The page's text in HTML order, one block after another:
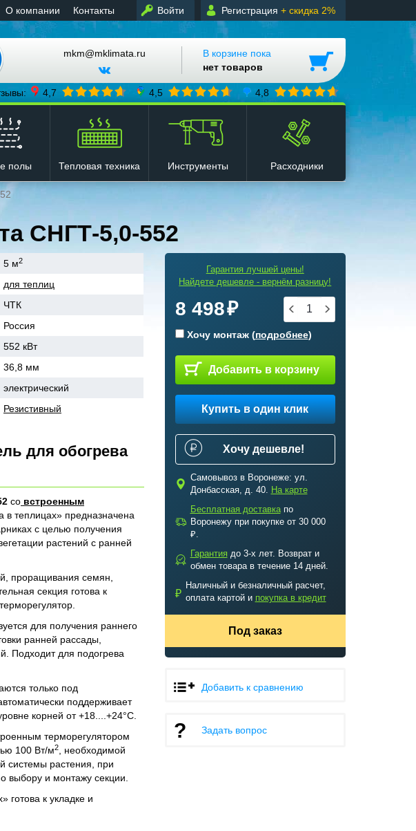
Войти Регистрация + скидка 2%
О компании Контакты
mkm@mklimata.ru
В корзине пока
нет товаров
4,7 4,5 4,8
полы Тепловая техника Инструменты Расходники
СНГТ-5,0-552
Гарантия лучшей цены!
Найдете дешевле - вернём разницу!
8 498
Хочу монтаж (подробнее)
Добавить в корзину
Купить в один клик
Хочу дешевле!
c
Самовывоз в Воронеже: ул.
Донбасская, д. 40. На карте
a
Бесплатная доставкапо
Воронежу при покупке от 30 000
₽.
b
Гарантиядо 3-х лет. Возврат и
обмен товара в течение 14 дней.
₽
Наличный и безналичный расчет,
оплата картой и покупка в кредит
Под заказ
Добавить к сравнению
Задать вопрос
5 м2
для теплиц
ЧТК
Россия
552 кВт
36,8 мм
электрический
Резистивный
для обогрева
со встроенным
в теплицах» предназначена
с целью получения
растений с ранней
проращивания семян,
секция готова к
для получения раннего
ранней рассады,
Подходит для подогрева
только под
поддерживает
корней от +18....+24°С.
терморегулятором
100 Вт/м2
, необходимой
системы растения, при
выбору и монтажу секции.
готова к укладке и